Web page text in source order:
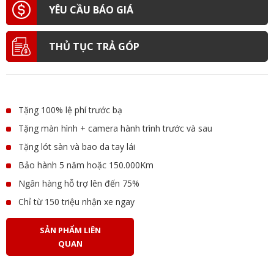
YÊU CẦU BÁO GIÁ
THỦ TỤC TRẢ GÓP
Tặng 100% lệ phí trước bạ
Tặng màn hình + camera hành trình trước và sau
Tặng lót sàn và bao da tay lái
Bảo hành 5 năm hoặc 150.000Km
Ngân hàng hỗ trợ lên đến 75%
Chỉ từ 150 triệu nhận xe ngay
SẢN PHẨM LIÊN
QUAN